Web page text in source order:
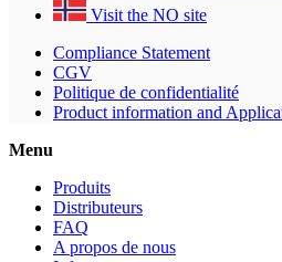
Visit the NO site
Compliance Statement
CGV
Politique de confidentialité
Product information and
Menu
Produits
Distributeurs
FAQ
A propos de nous